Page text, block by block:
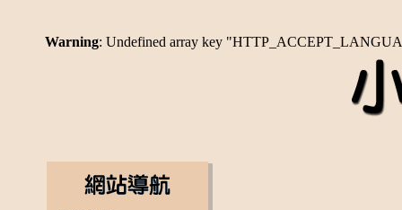
Warning: Undefined array key